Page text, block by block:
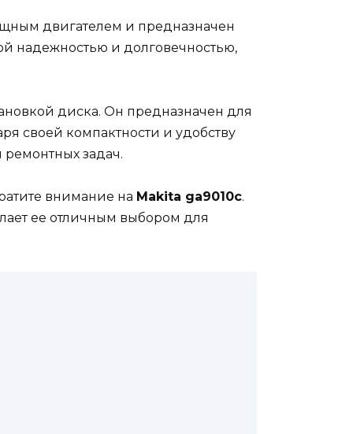
двигателем и предназначен
надежностью и долговечностью,
диска. Он предназначен для
своей компактности и удобству
задач.
внимание на Makita ga9010c.
ее отличным выбором для